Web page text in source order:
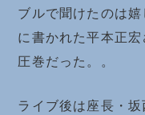
ブルで聞けたのは
に書かれた平本正
圧巻だった。。
ライブ後は座長・